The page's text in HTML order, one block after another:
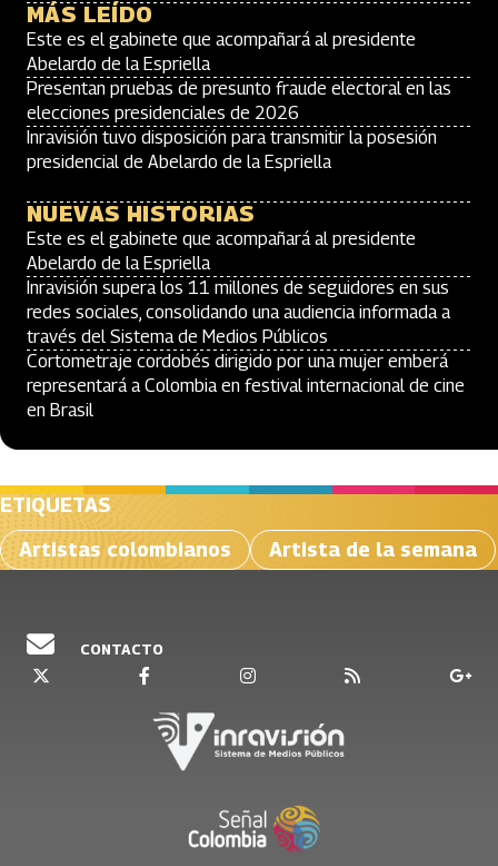
MÁS LEÍDO
Este es el gabinete que acompañará al presidente
Abelardo de la Espriella
Presentan pruebas de presunto fraude electoral en las
elecciones presidenciales de 2026
Inravisión tuvo disposición para transmitir la posesión
presidencial de Abelardo de la Espriella
NUEVAS HISTORIAS
Este es el gabinete que acompañará al presidente
Abelardo de la Espriella
Inravisión supera los 11 millones de seguidores en sus
redes sociales, consolidando una audiencia informada a
través del Sistema de Medios Públicos
Cortometraje cordobés dirigido por una mujer emberá
representará a Colombia en festival internacional de cine
en Brasil
ETIQUETAS
Artistas colombianos
Artista de la semana
CONTACTO